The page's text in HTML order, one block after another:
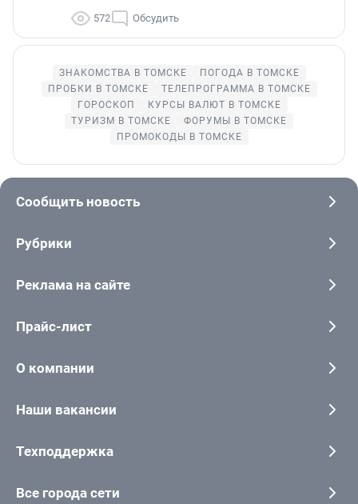
572 Обсудить
ЗНАКОМСТВА В ТОМСКЕ
ПОГОДА В ТОМСКЕ
ПРОБКИ В ТОМСКЕ
ТЕЛЕПРОГРАММА В ТОМСКЕ
ГОРОСКОП
КУРСЫ ВАЛЮТ В ТОМСКЕ
ТУРИЗМ В ТОМСКЕ
ФОРУМЫ В ТОМСКЕ
ПРОМОКОДЫ В ТОМСКЕ
Сообщить новость
Рубрики
Реклама на сайте
Прайс-лист
О компании
Наши вакансии
Техподдержка
Все города сети